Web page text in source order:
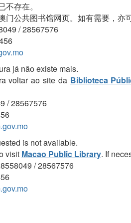
存在。
门公共图书馆网页。如有需要，亦
/ 28567576
já não existe mais.
voltar ao site da Biblioteca
/ 28567576
is not available.
visit Macao Public Library. If
/ 28567576